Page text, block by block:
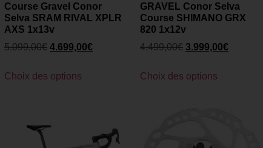
Course Gravel Conor
Selva SRAM RIVAL XPLR
AXS 1x13v
5.099,00€ 4.699,00€
Choix des options
GRAVEL Conor Selva
Course SHIMANO GRX
820 1x12v
4.499,00€ 3.999,00€
Choix des options